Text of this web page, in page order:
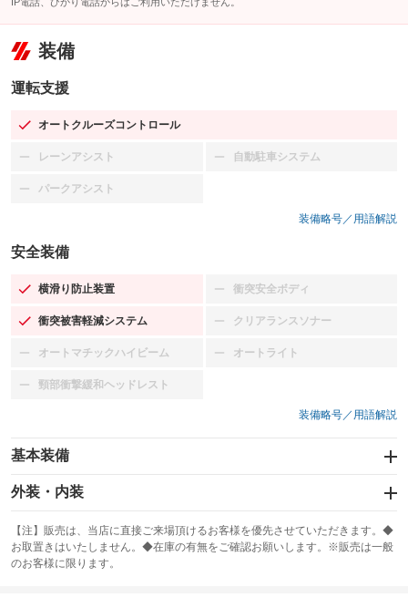
装備
運転支援
オートクルーズコントロール
：装備あり
レーンアシスト
：装備なし 自動駐車システム
：装備なし
パークアシスト
：装備なし
装備略号／用語解説
安全装備
横滑り防止装置
：装備あり 衝突安全ボディ
：装備なし
衝突被害軽減システム
：装備あり クリアランスソナー
：装備なし
オートマチックハイビーム
：装備なし オートライト
：装備なし
頸部衝撃緩和ヘッドレスト
：装備なし
装備略号／用語解説
基本装備
エアバッグ：運転席/助手席/サイド
：装備あり
：装備あり
サンルーフ
：装備あり ABS
外装・内装
カーナビ：メモリーナビ他
：装備あり
TV：フルセグ
：装備あり
【注】販売は、当店に直接ご来場頂けるお客様を優先させていただきます。◆
お取置きはいたしません。◆在庫の有無をご確認お願いします。※販売は一般
のお客様に限ります。